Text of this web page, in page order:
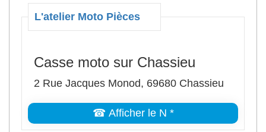
L'atelier Moto Pièces
Casse moto sur Chassieu
2 Rue Jacques Monod, 69680 Chassieu
☎ Afficher le N *